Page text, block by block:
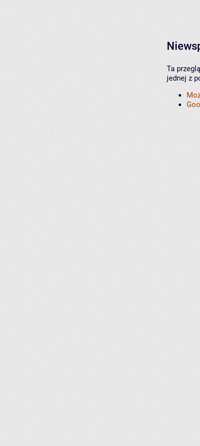
Ta
jednej z